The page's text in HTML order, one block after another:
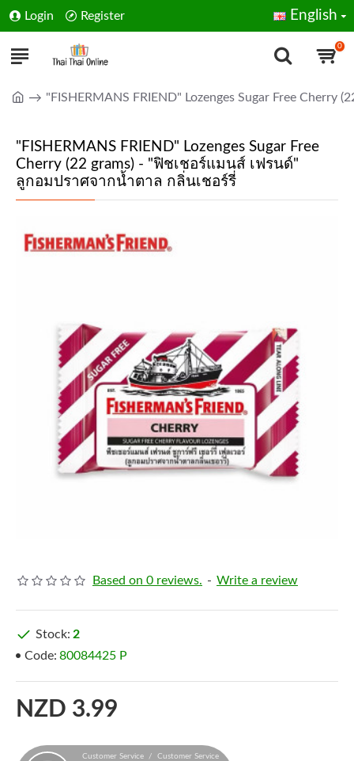
Login Register English
0
"FISHERMANS FRIEND" Lozenges Sugar Free
"FISHERMANS FRIEND" Lozenges Sugar Free
Cherry (22 grams) - "ฟิชเชอร์แมนส์ เฟรนด์"
ลูกอมปราศจากน้ำตาล กลิ่นเชอร์รี่
Based on 0 reviews. - Write a review
NZD 3.99
Stock: 2
Code: 80084425 P
Customer Service / Customer Service